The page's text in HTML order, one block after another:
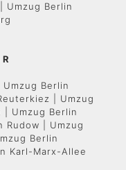
Umzug Berlin
Berlin
| Umzug
| Umzug Berlin
Rudow | Umzug
Berlin
Karl-Marx-Allee